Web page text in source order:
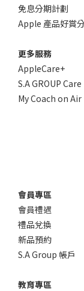
免息分期計劃
Apple 產品好賞
更多服務
AppleCare+
S.A GROUP Care
My Coach on Air
會員專區
會員禮遇
禮品兌換
新品預約
S.A Group 帳戶
教育專區